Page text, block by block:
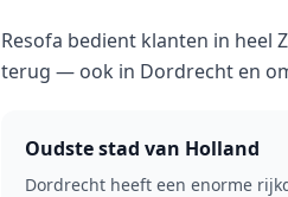
Resofa bedient klanten in heel
terug — ook in Dordrecht en
Oudste stad van Holland
Dordrecht heeft een enorme